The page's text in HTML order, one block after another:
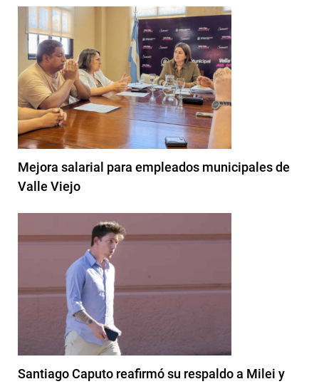
Mejora salarial para empleados municipales de
Valle Viejo
Santiago Caputo reafirmó su respaldo a Milei y